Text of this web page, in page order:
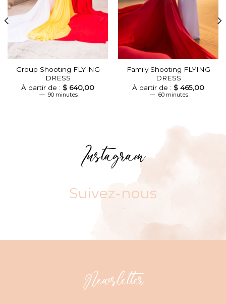
Group Shooting FLYING
DRESS
À partir de : $ 640,00
90 minutes
Family Shooting FLYING
DRESS
À partir de : $ 465,00
60 minutes
Instagram
Suivez-nous
Newsletter